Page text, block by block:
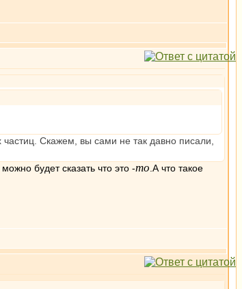
Скажем, вы сами не так давно писали,
будет сказать что это -то .А что такое